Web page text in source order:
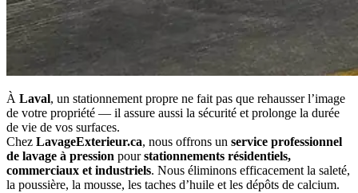
À Laval, un stationnement propre ne fait pas que rehausser l’image
de votre propriété — il assure aussi la sécurité et prolonge la durée
de vie de vos surfaces.
Chez LavageExterieur.ca, nous offrons un service professionnel
de lavage à pression pourstationnements résidentiels,
commerciaux et industriels. Nous éliminons efficacement la saleté,
la poussière, la mousse, les taches d’huile et les dépôts de calcium.